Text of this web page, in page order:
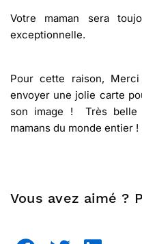
Votre maman sera
exceptionnelle.
Pour cette raison,
envoyer une jolie carte
son image ! Très belle
mamans du monde entier !
Vous avez aimé ?